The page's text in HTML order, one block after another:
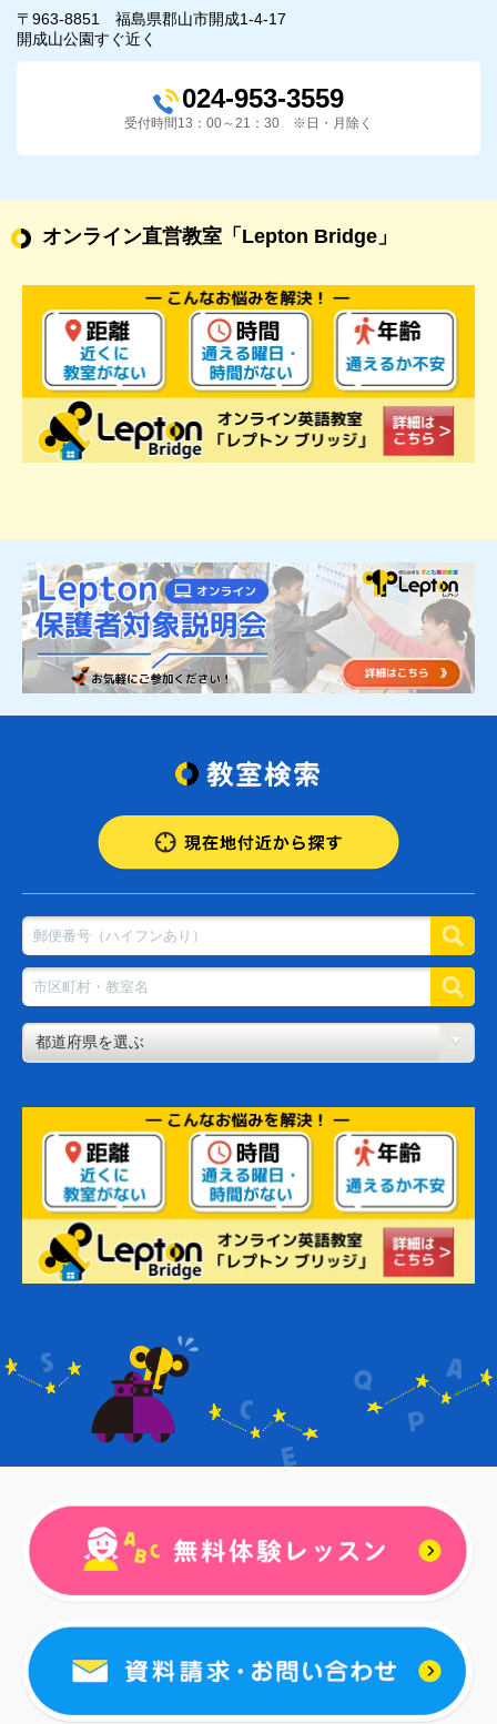
〒963-8851 福島県郡山市開成1-4-17
開成山公園すぐ近く
024-953-3559
受付時間13：00～21：30 ※日・月除く
オンライン直営教室 「Lepton Bridge」